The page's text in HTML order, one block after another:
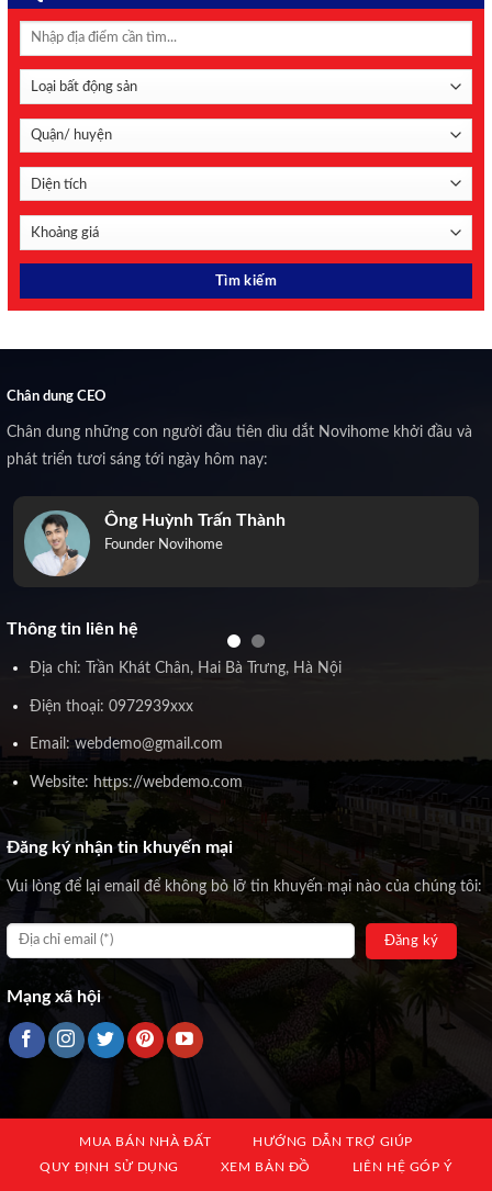
Chân dung CEO
Chân dung những con người đầu tiên dìu dắt Novihome khởi đầu và
phát triển tươi sáng tới ngày hôm nay:
Ông Huỳnh Trấn Thành
Founder Novihome
Thông tin liên hệ
Địa chỉ: Trần Khát Chân, Hai Bà Trưng, Hà Nội
Điện thoại: 0972939xxx
Email: webdemo@gmail.com
Website: https://webdemo.com
Đăng ký nhận tin khuyến mại
Vui lòng để lại email để không bỏ lỡ tin khuyến mại nào của chúng tôi:
Mạng xã hội
MUA BÁN NHÀ ĐẤT
HƯỚNG DẪN TRỢ GIÚP
QUY ĐỊNH SỬ DỤNG
XEM BẢN ĐỒ LIÊN HỆ GÓP Ý